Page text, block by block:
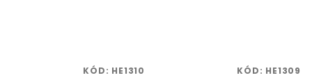
KÓD: HE1310 KÓD: HE1309